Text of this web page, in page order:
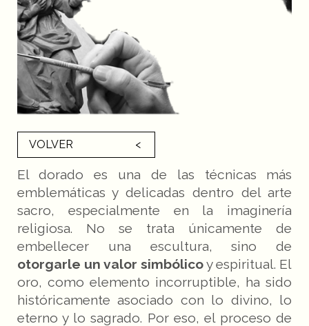
VOLVER
El dorado es una de las técnicas más
emblemáticas y delicadas dentro del arte
sacro, especialmente en la imaginería
religiosa. No se trata únicamente de
embellecer una escultura, sino de
otorgarle un valor simbólicoy espiritual. El
oro, como elemento incorruptible, ha sido
históricamente asociado con lo divino, lo
eterno y lo sagrado. Por eso, el proceso de